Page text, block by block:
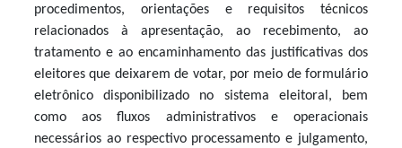
procedimentos, orientações e requisitos técnicos
relacionados à apresentação, ao recebimento, ao
tratamento e ao encaminhamento das justificativas dos
eleitores que deixarem de votar, por meio de formulário
eletrônico disponibilizado no sistema eleitoral, bem
como aos fluxos administrativos e operacionais
necessários ao respectivo processamento e julgamento,